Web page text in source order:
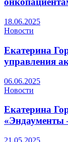
18.06.2025
Новости
Екатерина
управления
06.06.2025
Новости
Екатерина
«Эндаументы
21.05.2025